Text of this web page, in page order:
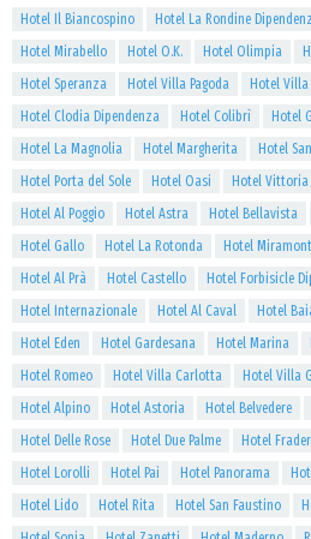
Hotel Il Biancospino
Hotel La Rondine
Hotel Mirabello
Hotel O.K. Hotel Olimpia
Hotel Speranza
Hotel Villa Pagoda Hotel
Hotel Clodia Dipendenza
Hotel Colibrì
Hotel
Hotel La Magnolia
Hotel Margherita Hotel
Hotel Porta del Sole
Hotel Oasi Hotel Vittoria
Hotel Al Poggio
Hotel Astra Hotel Bellavista
Hotel Gallo
Hotel La Rotonda Hotel
Hotel Al Prà
Hotel Castello Hotel Forbisicle
Hotel Internazionale
Hotel Al Caval Hotel
Hotel Eden
Hotel Gardesana Hotel Marina
Hotel Romeo
Hotel Villa Carlotta Hotel Villa
Hotel Alpino
Hotel Astoria Hotel Belvedere
Hotel Delle Rose
Hotel Due Palme Hotel
Hotel Lorolli
Hotel Pai Hotel Panorama
Hotel Lido
Hotel Rita Hotel San Faustino